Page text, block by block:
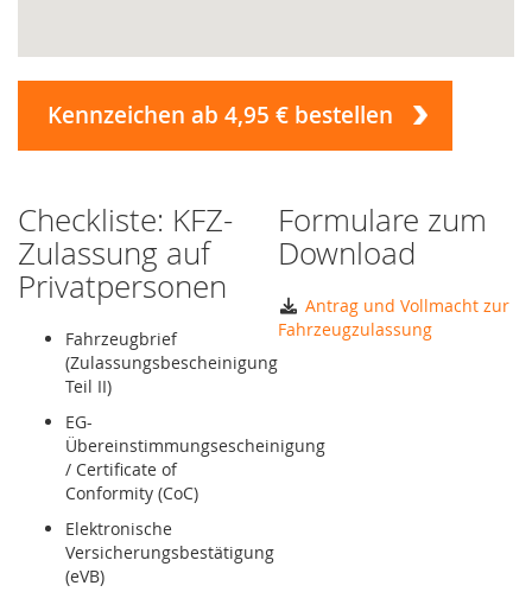
Kennzeichen ab 4,95 € bestellen
Checkliste: KFZ-
Zulassung auf
Privatpersonen
Fahrzeugbrief
(Zulassungsbescheinigung
Teil II)
EG-
Übereinstimmungsescheinigung
/ Certificate of
Conformity (CoC)
Elektronische
Versicherungsbestätigung
(eVB)
Formulare zum
Download
Antrag und Vollmacht zur
Fahrzeugzulassung